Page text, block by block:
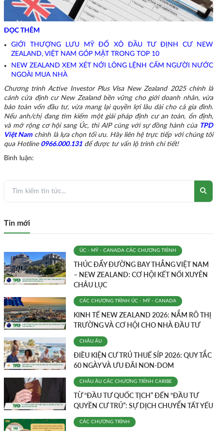
ĐỌC THÊM
GIỚI THƯỢNG LƯU MỸ ĐỔ XÔ ĐẦU TƯ ĐỊNH CƯ NEW
ZEALAND, VIỆT NAM GÓP MẶT TRONG TOP 10
NEW ZEALAND XEM XÉT NỚI LỎNG LỆNH CẤM NGƯỜI NƯỚC
NGOÀI MUA NHÀ
Chương trình Active Investor Plus Visa New Zealand 2025 chính là
cánh cửa định cư New Zealand bền vững cho giới doanh nhân, vừa
bảo toàn vốn đầu tư, vừa mang lại quyền lợi lâu dài cho cả gia đình.
Nếu anh/chị đang tìm kiếm một giải pháp định cư an toàn, ổn định,
và mở rộng cơ hội sang Úc, thì AIP cùng với sự đồng hành của TPD
Việt Namchính là lựa chọn tối ưu. Hãy liên hệ trực tiếp với chúng tôi
qua Hotline 0966.000.131 để được tư vấn lộ trình chi tiết!
Bình luận:
Tin mới
ÚC - MỸ - CANADA CÁC CHƯƠNG TRÌNH
THÚC ĐẨY ĐƯỜNG BAY THẲNG VIỆT NAM
– NEW ZEALAND: CƠ HỘI KẾT NỐI XUYÊN
CHÂU LỤC
CÁC CHƯƠNG TRÌNH ÚC - MỸ - CANADA
KINH TẾ NEW ZEALAND 2026: NẮM RÕ THỊ
TRƯỜNG VÀ CƠ HỘI CHO NHÀ ĐẦU TƯ
CHÂU ÂU
ĐIỀU KIỆN CƯ TRÚ THUẾ SÍP 2026: QUY TẮC
60 NGÀY VÀ ƯU ĐÃI NON-DOM
CHÂU ÂU CÁC CHƯƠNG TRÌNH CARIBE
TỪ “ĐẦU TƯ QUỐC TỊCH” ĐẾN “ĐẦU TƯ
QUYỀN CƯ TRÚ”: SỰ DỊCH CHUYỂN TẤT YẾU
CÁC CHƯƠNG TRÌNH